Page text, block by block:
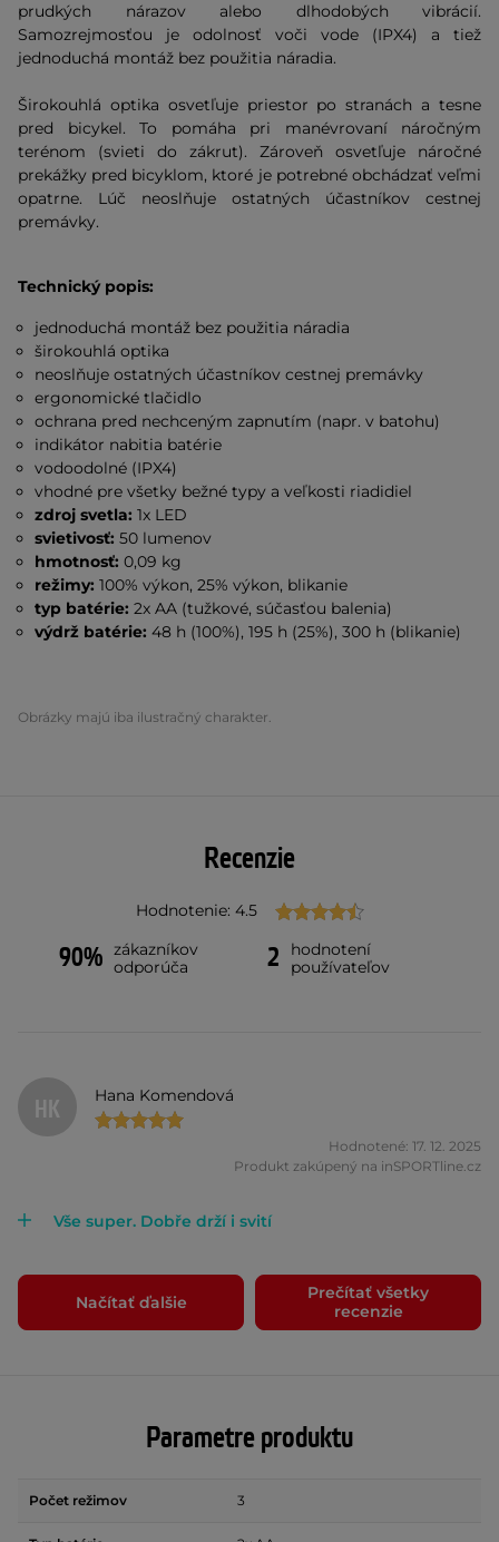
prudkých nárazov alebo dlhodobých vibrácií.
Samozrejmosťou je odolnosť voči vode (IPX4) a tiež
jednoduchá montáž bez použitia náradia.
Širokouhlá optika osvetľuje priestor po stranách a tesne
pred bicykel. To pomáha pri manévrovaní náročným
terénom (svieti do zákrut). Zároveň osvetľuje náročné
prekážky pred bicyklom, ktoré je potrebné obchádzať veľmi
opatrne. Lúč neoslňuje ostatných účastníkov cestnej
premávky.
Technický popis:
jednoduchá montáž bez použitia náradia
širokouhlá optika
neoslňuje ostatných účastníkov cestnej premávky
ergonomické tlačidlo
ochrana pred nechceným zapnutím (napr. v batohu)
indikátor nabitia batérie
vodoodolné (IPX4)
vhodné pre všetky bežné typy a veľkosti riadidiel
zdroj svetla: 1x LED
svietivosť: 50 lumenov
hmotnosť:0,09 kg
režimy: 100% výkon, 25% výkon, blikanie
typ batérie: 2x AA (tužkové, súčasťou balenia)
výdrž batérie: 48 h (100%), 195 h (25%), 300 h (blikanie)
Obrázky majú iba ilustračný charakter.
Recenzie
Hodnotenie: 4.5
90% zákazníkov
odporúča
2
hodnotení
používateľov
HK Hana Komendová
Hodnotené: 17. 12. 2025
Produkt zakúpený na inSPORTline.cz
Vše super. Dobře drží i svití
Načítať ďalšie
Prečítať všetky
recenzie
Parametre produktu
Počet režimov 3